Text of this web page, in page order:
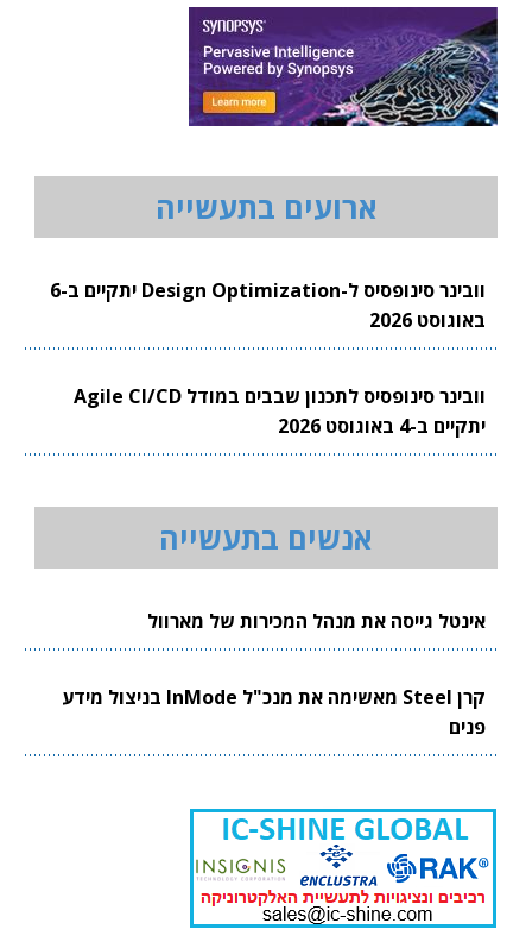
ארועים בתעשייה
וובינר סינופסיס ל-Design Optimization יתקיים ב-6
באוגוסט 2026
וובינר סינופסיס לתכנון שבבים במודל Agile CI/CD
יתקיים ב-4 באוגוסט 2026
אנשים בתעשייה
אינטל גייסה את מנהל המכירות של מארוול
קרן Steel מאשימה את מנכ"ל InMode בניצול מידע
פנים